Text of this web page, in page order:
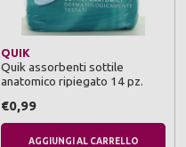
QUIK
Quik assorbenti sottile
anatomico ripiegato 14 pz.
€0,99
AGGIUNGI AL CARRELLO